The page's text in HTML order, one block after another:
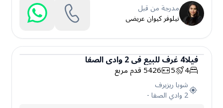
مدرجة من قبل
نيلوفر كيوان عريضى
فيلا
فيلا4غرفللبيعفي2 وادي الصفا
4
5
5426قدم مربع
شوبا ريزيرف
2 وادي الصفا -